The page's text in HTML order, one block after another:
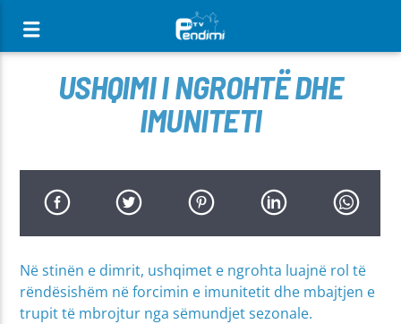
USHQIMI I NGROHTË DHE
IMUNITETI
Në stinën e dimrit, ushqimet e ngrohta luajnë rol të
rëndësishëm në forcimin e imunitetit dhe mbajtjen e
trupit të mbrojtur nga sëmundjet sezonale.